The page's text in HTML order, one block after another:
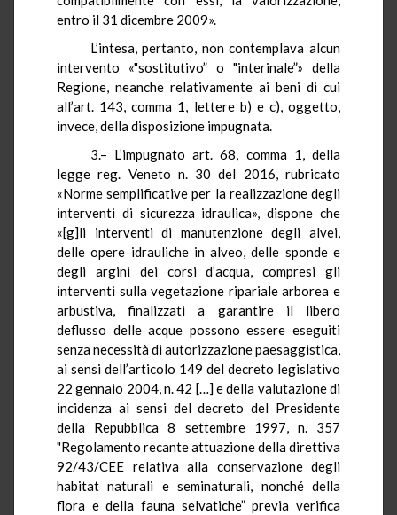
entro il 31 dicembre 2009».
L’intesa, pertanto, non contemplava alcun
intervento «"sostitutivo” o "interinale”» della
Regione, neanche relativamente ai beni di cui
all’art. 143, comma 1, lettere b) e c), oggetto,
invece, della disposizione impugnata.
3.– L’impugnato art. 68, comma 1, della
legge reg. Veneto n. 30 del 2016, rubricato
«Norme semplificative per la realizzazione degli
interventi di sicurezza idraulica», dispone che
«[g]li interventi di manutenzione degli alvei,
delle opere idrauliche in alveo, delle sponde e
degli argini dei corsi d’acqua, compresi gli
interventi sulla vegetazione ripariale arborea e
arbustiva, finalizzati a garantire il libero
deflusso delle acque possono essere eseguiti
senza necessità di autorizzazione paesaggistica,
ai sensi dell’articolo 149 del decreto legislativo
22 gennaio 2004, n. 42 […] e della valutazione di
incidenza ai sensi del decreto del Presidente
della Repubblica 8 settembre 1997, n. 357
"Regolamento recante attuazione della direttiva
92/43/CEE relativa alla conservazione degli
habitat naturali eseminaturali, nonché della
flora e della fauna selvatiche” previa verifica